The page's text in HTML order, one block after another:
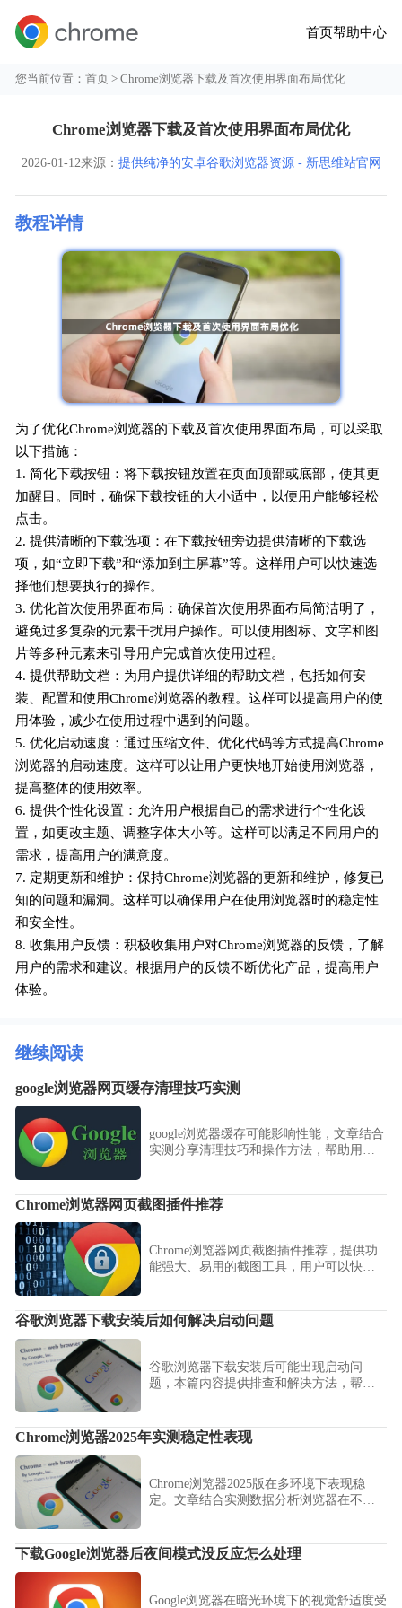
首页帮助中心
您当前位置：首页 > Chrome浏览器下载及首次使用界面布局优化
Chrome浏览器下载及首次使用界面布局优化
2026-01-12来源： 提供纯净的安卓谷歌浏览器资源 - 新思维站官网
教程详情
为了优化Chrome浏览器的下载及首次使用界面布局，可以采取
以下措施：
1. 简化下载按钮：将下载按钮放置在页面顶部或底部，使其更
加醒目。同时，确保下载按钮的大小适中，以便用户能够轻松
点击。
2. 提供清晰的下载选项：在下载按钮旁边提供清晰的下载选
项，如“立即下载”和“添加到主屏幕”等。这样用户可以快速选
择他们想要执行的操作。
3. 优化首次使用界面布局：确保首次使用界面布局简洁明了，
避免过多复杂的元素干扰用户操作。可以使用图标、文字和图
片等多种元素来引导用户完成首次使用过程。
4. 提供帮助文档：为用户提供详细的帮助文档，包括如何安
装、配置和使用Chrome浏览器的教程。这样可以提高用户的使
用体验，减少在使用过程中遇到的问题。
5. 优化启动速度：通过压缩文件、优化代码等方式提高Chrome
浏览器的启动速度。这样可以让用户更快地开始使用浏览器，
提高整体的使用效率。
6. 提供个性化设置：允许用户根据自己的需求进行个性化设
置，如更改主题、调整字体大小等。这样可以满足不同用户的
需求，提高用户的满意度。
7. 定期更新和维护：保持Chrome浏览器的更新和维护，修复已
知的问题和漏洞。这样可以确保用户在使用浏览器时的稳定性
和安全性。
8. 收集用户反馈：积极收集用户对Chrome浏览器的反馈，了解
用户的需求和建议。根据用户的反馈不断优化产品，提高用户
体验。
继续阅读
google浏览器网页缓存清理技巧实测
google浏览器缓存可能影响性能，文章结合
实测分享清理技巧和操作方法，帮助用户
Chrome浏览器网页截图插件推荐
Chrome浏览器网页截图插件推荐，提供功
能强大、易用的截图工具，用户可以快速
谷歌浏览器下载安装后如何解决启动问题
谷歌浏览器下载安装后可能出现启动问
题，本篇内容提供排查和解决方法，帮助
Chrome浏览器2025年实测稳定性表现
Chrome浏览器2025版在多环境下表现稳
定。文章结合实测数据分析浏览器在不同
下载Google浏览器后夜间模式没反应怎么处理
Google浏览器在暗光环境下的视觉舒适度受